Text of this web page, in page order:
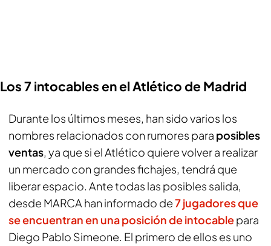
Los 7 intocables en el Atlético de Madrid
Durante los últimos meses, han sido varios los
nombres relacionados con rumores para posibles
ventas, ya que si el Atlético quiere volver a realizar
un mercado con grandes fichajes, tendrá que
liberar espacio. Ante todas las posibles salida,
desde MARCA han informado de7 jugadores que
se encuentran en una posición de intocablepara
Diego Pablo Simeone. El primero de ellos es uno